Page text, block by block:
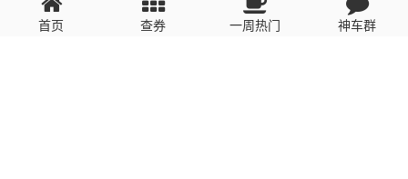
回复需填写必要信息
首页 查券 一周热门 神车群